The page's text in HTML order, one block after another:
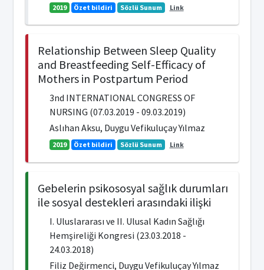
2019 Özet bildiri Sözlü Sunum Link
Relationship Between Sleep Quality
and Breastfeeding Self-Efficacy of
Mothers in Postpartum Period
3nd INTERNATIONAL CONGRESS OF
NURSING (07.03.2019 - 09.03.2019)
Aslıhan Aksu, Duygu Vefikuluçay Yılmaz
2019 Özet bildiri Sözlü Sunum Link
Gebelerin psikososyal sağlık durumları
ile sosyal destekleri arasındaki ilişki
I. Uluslararası ve II. Ulusal Kadın Sağlığı
Hemşireliği Kongresi (23.03.2018 -
24.03.2018)
Filiz Değirmenci, Duygu Vefikuluçay Yılmaz